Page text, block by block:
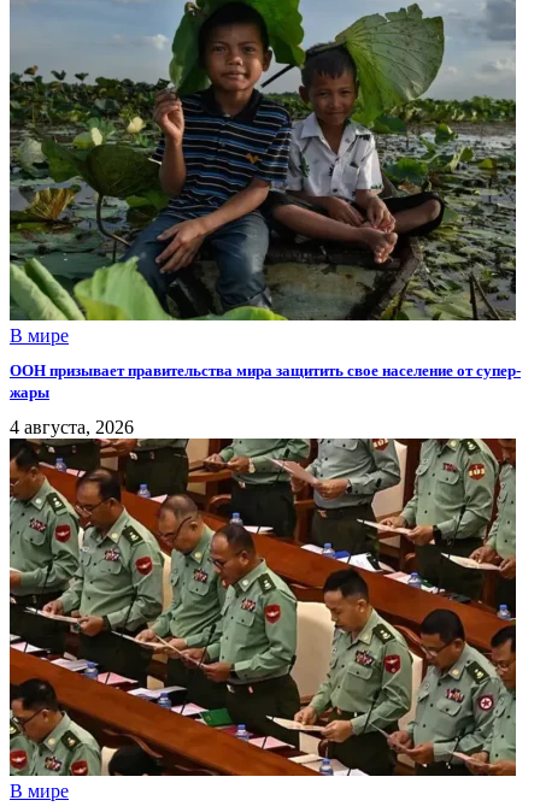
В мире
ООН призывает правительства мира защитить свое население от супер-
жары
4 августа, 2026
В мире